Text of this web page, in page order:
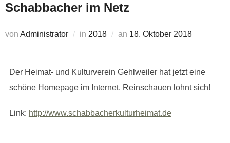
Schabbacher im Netz
von Administrator in 2018 an Veröffentlicht
18. Oktober 2018
Der Heimat- und Kulturverein Gehlweiler hat jetzt eine
schöne Homepage im Internet. Reinschauen lohnt sich!
Link: http://www.schabbacherkulturheimat.de